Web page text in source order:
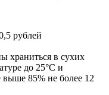
рублей
храниться в сухих
до 25°С и
выше 85% не более 12